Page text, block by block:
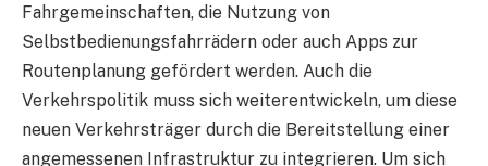
Fahrgemeinschaften, die Nutzung von
Selbstbedienungsfahrrädern oder auch Apps zur
Routenplanung gefördert werden. Auch die
Verkehrspolitik muss sich weiterentwickeln, um diese
neuen Verkehrsträger durch die Bereitstellung einer
angemessenen Infrastruktur zu integrieren. Um sich